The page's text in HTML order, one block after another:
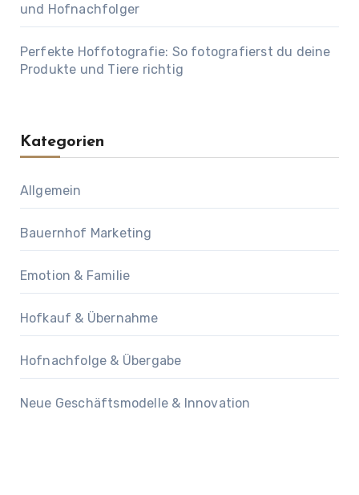
und Hofnachfolger
Perfekte Hoffotografie: So fotografierst du deine
Produkte und Tiere richtig
Kategorien
Allgemein
Bauernhof Marketing
Emotion & Familie
Hofkauf & Übernahme
Hofnachfolge & Übergabe
Neue Geschäftsmodelle & Innovation